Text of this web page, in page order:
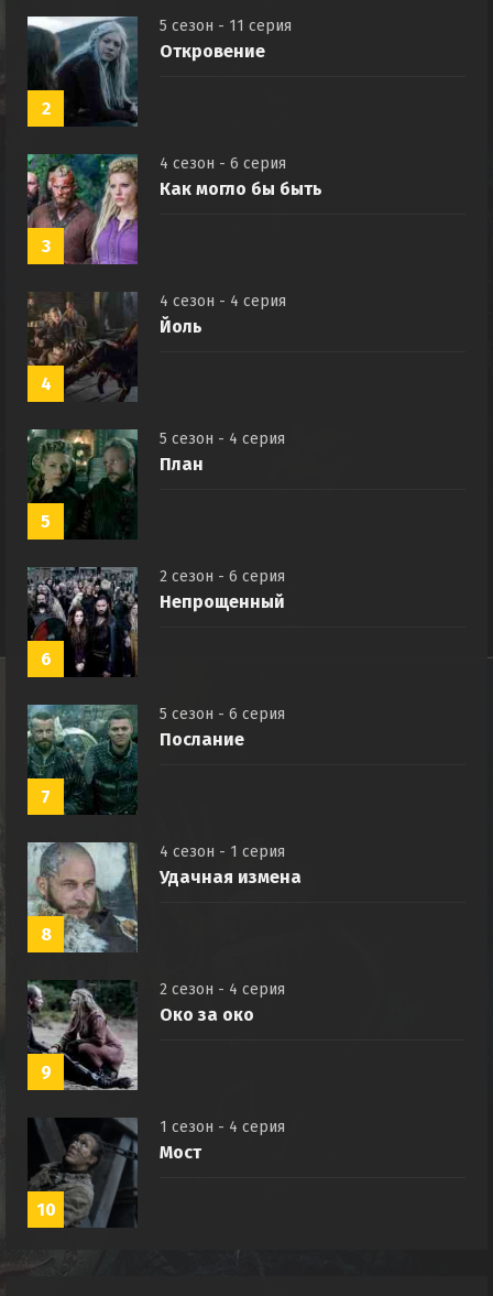
2
5 сезон - 11 серия
Откровение
3
4 сезон - 6 серия
Как могло бы быть
4
4 сезон - 4 серия
Йоль
5
5 сезон - 4 серия
План
6
2 сезон - 6 серия
Непрощенный
7
5 сезон - 6 серия
Послание
8
4 сезон - 1 серия
Удачная измена
9
2 сезон - 4 серия
Око за око
10
1 сезон - 4 серия
Мост